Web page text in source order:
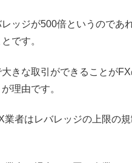
ッジが500倍というのであ
です。
きな取引ができることが
理由です。
業者はレバレッジの上限の